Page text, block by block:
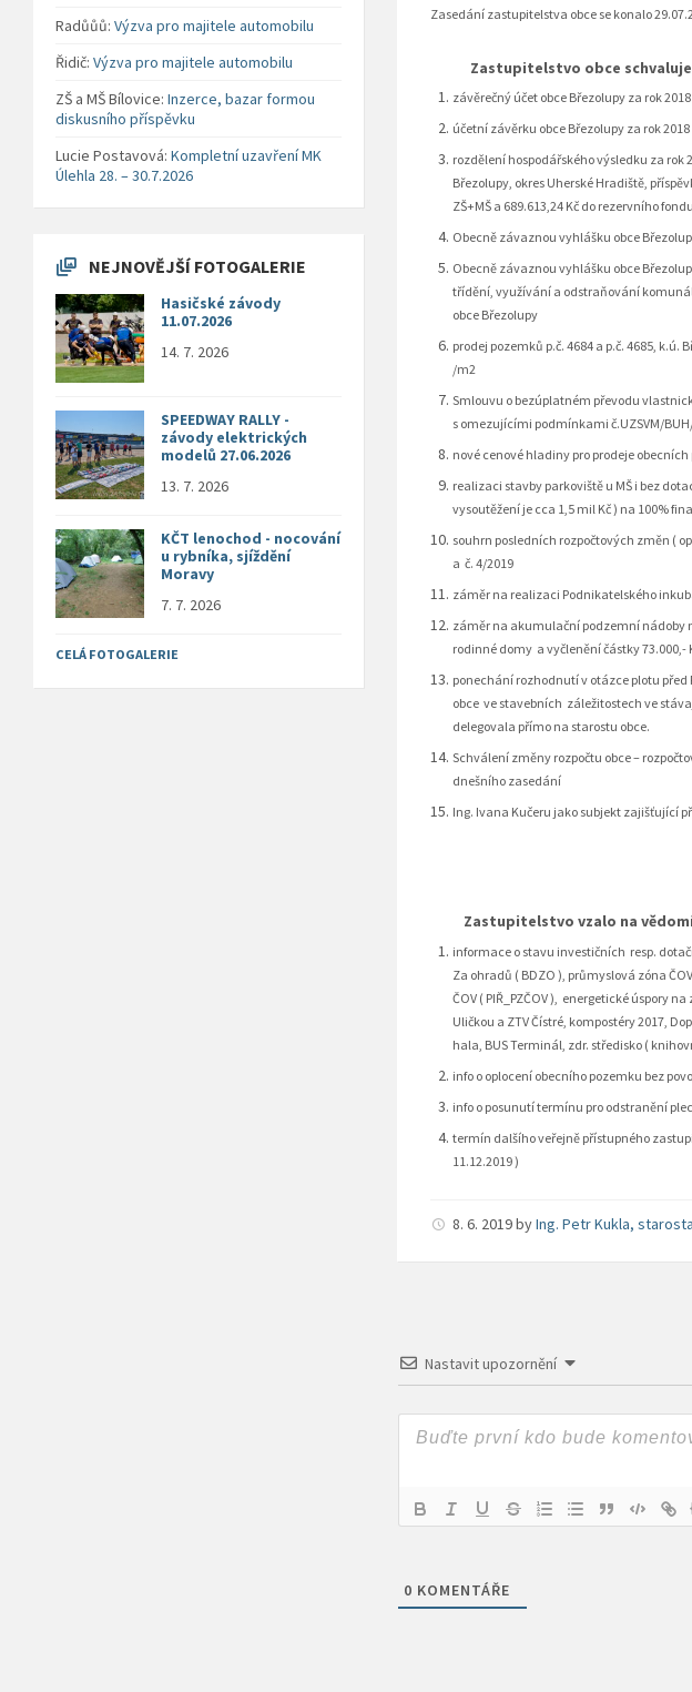
Zasedání zastupitelstva obce se konalo
Zastupitelstvo obce
závěrečný účet obce Březolupy za rok
účetní závěrku obce Březolupy za rok 2018
rozdělení hospodářského výsledku za rok
Březolupy, okres Uherské Hradiště,
ZŠ+MŠ a 689.613,24 Kč do rezervního
Obecně závaznou vyhlášku obce
Obecně závaznou vyhlášku obce
třídění, využívání a odstraňování
obce Březolupy
prodej pozemků p.č. 4684 a p.č. 4685, k.ú.
/m2
Smlouvu o bezúplatném převodu
s omezujícími podmínkami č.UZSVM/
nové cenové hladiny pro prodeje obecních
realizaci stavby parkoviště u MŠ i bez
vysoutěžení je cca 1,5 mil Kč ) na 100%
souhrn posledních rozpočtových změn (
a č. 4/2019
záměr na realizaci Podnikatelského
záměr na akumulační podzemní nádoby
rodinné domy a vyčlenění částky 73.000,-
ponechání rozhodnutí v otázce plotu před
obce ve stavebních záležitostech ve
delegovala přímo na starostu obce.
Schválení změny rozpočtu obce –
dnešního zasedání
Ing. Ivana Kučeru jako subjekt zajišťující
Zastupitelstvo vzalo na
informace o stavu investičních resp.
Za ohradů ( BDZO ), průmyslová zóna
ČOV ( PIŘ_PZČOV ), energetické úspory
Uličkou a ZTV Čístré, kompostéry 2017,
hala, BUS Terminál, zdr. středisko (
info o oplocení obecního pozemku bez
info o posunutí termínu pro odstranění
termín dalšího veřejně přístupného
11.12.2019 )
8. 6. 2019byIng. Petr Kukla,
Nastavit upozornění
0 KOMENTÁŘE
Radůůů: Výzva pro majitele automobilu
Řidič: Výzva pro majitele automobilu
ZŠ a MŠ Bílovice: Inzerce, bazar formou
diskusního příspěvku
Lucie Postavová: Kompletní uzavření MK
Úlehla 28. – 30.7.2026
NEJNOVĚJŠÍ FOTOGALERIE
Hasičské závody
11.07.2026
14. 7. 2026
SPEEDWAY RALLY -
závody elektrických
modelů 27.06.2026
13. 7. 2026
KČT lenochod - nocování
u rybníka, sjíždění
Moravy
7. 7. 2026
CELÁ FOTOGALERIE